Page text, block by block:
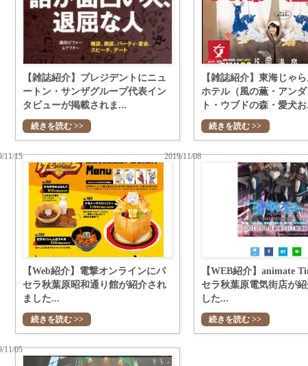
【雑誌紹介】プレジデントにニュ
ートン・サンザグループ代表イン
タビューが掲載されま...
続きを読む >>
【雑誌紹介】東海じゃ
ホテル（風の薫・アン
ト・ウブドの森・愛犬
続きを読む >>
【Web紹介】電撃オンラインにパ
セラ秋葉原昭和通り館が紹介され
ました...
11/15
続きを読む >>
【WEB紹介】animate
セラ秋葉原電気街店が
した...
2019/11/08
続きを読む >>
11/05